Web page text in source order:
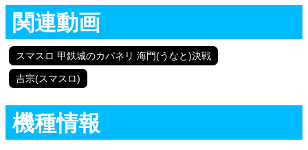
関連動画
スマスロ 甲鉄城のカバネリ 海門(うなと)決戦
吉宗(スマスロ)
機種情報